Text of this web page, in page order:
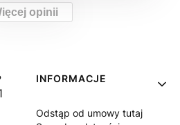
opinii
Linki w stopce
INFORMACJE
Odstąp od umowy tutaj